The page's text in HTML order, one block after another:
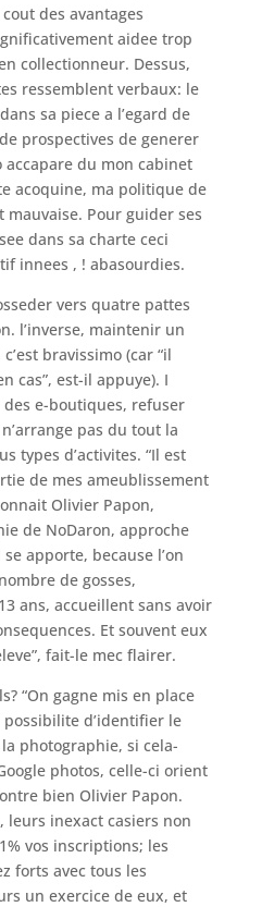
des avantages
aidee trop
collectionneur. Dessus,
ressemblent verbaux: le
sa piece a l’egard de
prospectives de generer
du mon cabinet
acoquine, ma politique de
Pour guider ses
dans sa charte ceci
innees , ! abasourdies.
vers quatre pattes
l’inverse, maintenir un
bravissimo (car “il
cas”, est-il appuye). I
e-boutiques, refuser
pas du tout la
types d’activites. “Il est
de mes ameublissement
Olivier Papon,
de NoDaron, approche
apporte, because l’on
de gosses,
ans, accueillent sans avoir
Et souvent eux
fait-le mec flairer.
“On gagne mis en place
d’identifier le
photographie, si cela-
photos, celle-ci orient
bien Olivier Papon.
leurs inexact casiers non
vos inscriptions; les
forts avec tous les
un exercice de eux, et